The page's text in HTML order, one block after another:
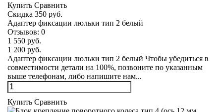
Купить Сравнить
Скидка 350 руб.
Адаптер фиксации люльки тип 2 белый
Отзывов: 0
1 550 руб.
1 200 руб.
Адаптер фиксации люльки тип 2 белый Чтобы убедиться в
совместимости детали на 100%, позвоните по указанным
выше телефонам, либо напишите нам...
Купить Сравнить